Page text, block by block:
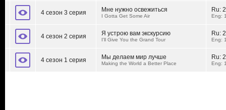
4 сезон 3 серия Мне нужно освежиться
I Gotta Get Some Air
Ru:
Eng:
4 сезон 2 серия Я устрою вам экскурсию
I'll Give You the Grand Tour
Ru:
Eng:
4 сезон 1 серия Мы делаем мир лучше
Making the World a Better Place
Ru:
Eng: